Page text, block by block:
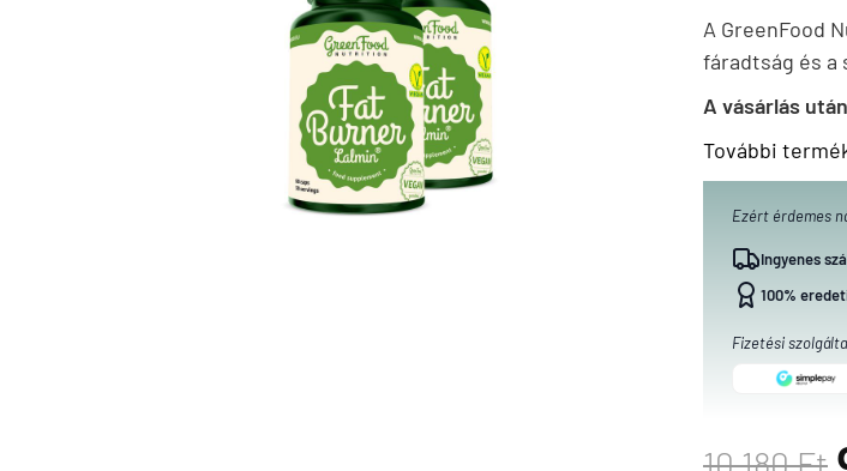
A GreenFood
fáradtság és a
A vásárlás
További
Ezért érdemes
Ingyenes
100%
Fizetési
10 180 Ft